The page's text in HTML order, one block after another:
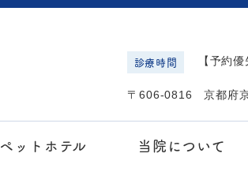
診療時間 【予約
〒606-0816 京都府
ペットホテル 当院について